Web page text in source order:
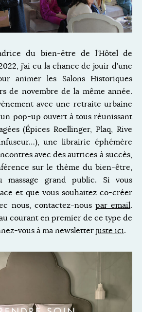
du bien-être de l’Hôtel de
j’ai eu la chance de jouir d’une
animer les Salons Historiques
de novembre de la même année.
avec une retraite urbaine
pop-up ouvert à tous réunissant
(Épices Roellinger, Plaq, Rive
une librairie éphémère
avec des autrices à succès,
sur le thème du bien-être,
grand public. Si vous
et que vous souhaitez co-créer
nous, contactez-nous par email.
courant en premier de ce type de
vous à ma newsletter juste ici.